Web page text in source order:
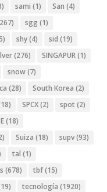
sami (1) San (4)
sgg (1)
shy(4) sid (19)
(276) SINGAPUR(1)
snow(7)
(28) South Korea (2)
SPCX(2) spot (2)
(18)
Suiza (18) supv(93)
tal (1)
(678) tbf(15)
tecnología (1920)